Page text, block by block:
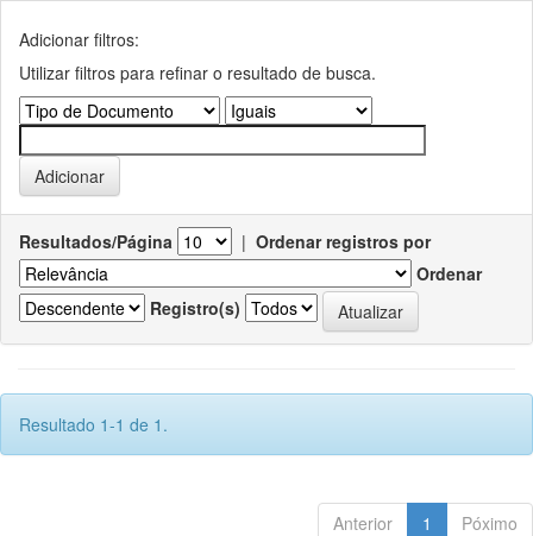
Adicionar filtros:
Utilizar filtros para refinar o resultado de busca.
Resultados/Página | Ordenar registros por
Ordenar
Registro(s)
Resultado 1-1 de 1.
Anterior 1 Póximo